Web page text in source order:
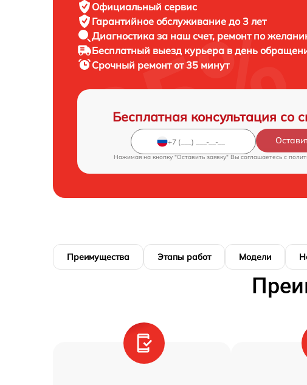
Официальный сервис
Гарантийное обслуживание до 3 лет
Диагностика за наш счет, ремонт по
Бесплатный выезд курьера в день
Срочный ремонтот 35 минут
Бесплатная консультация со
Нажимая на кнопку "Оставить заявку" Вы соглашаетесь c
Преимущества Этапы работ Модели